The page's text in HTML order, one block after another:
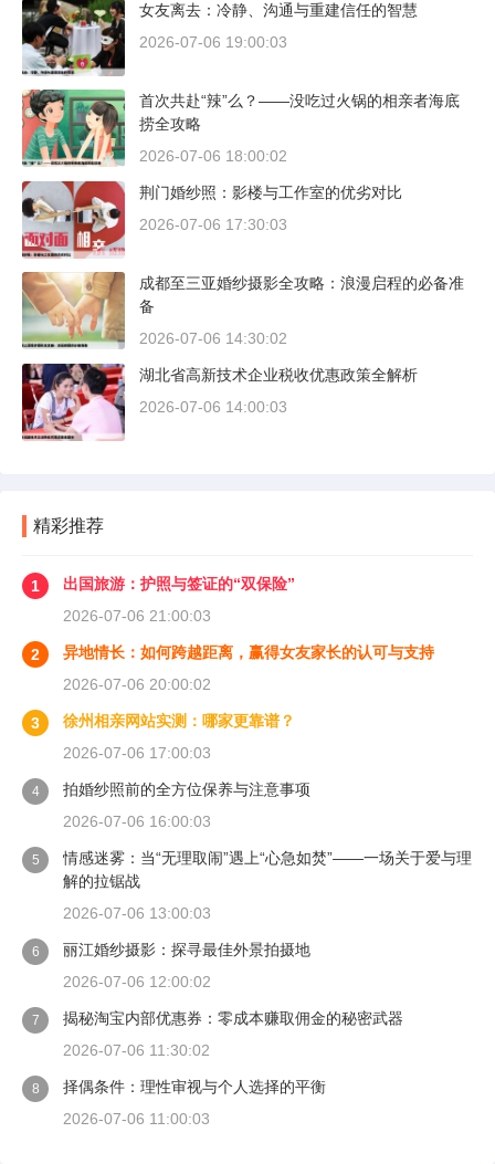
女友离去：冷静、沟通与重建信任的智慧
2026-07-06 19:00:03
首次共赴“辣”么？——没吃过火锅的相亲者海底
捞全攻略
2026-07-06 18:00:02
荆门婚纱照：影楼与工作室的优劣对比
2026-07-06 17:30:03
成都至三亚婚纱摄影全攻略：浪漫启程的必备准
备
2026-07-06 14:30:02
湖北省高新技术企业税收优惠政策全解析
2026-07-06 14:00:03
精彩推荐
1
出国旅游：护照与签证的“双保险”
2026-07-06 21:00:03
2
异地情长：如何跨越距离，赢得女友家长的认可与支持
2026-07-06 20:00:02
3
徐州相亲网站实测：哪家更靠谱？
2026-07-06 17:00:03
4
拍婚纱照前的全方位保养与注意事项
2026-07-06 16:00:03
5
情感迷雾：当“无理取闹”遇上“心急如焚”——一场关于爱与理
解的拉锯战
2026-07-06 13:00:03
6
丽江婚纱摄影：探寻最佳外景拍摄地
2026-07-06 12:00:02
7
揭秘淘宝内部优惠券：零成本赚取佣金的秘密武器
2026-07-06 11:30:02
8
择偶条件：理性审视与个人选择的平衡
2026-07-06 11:00:03